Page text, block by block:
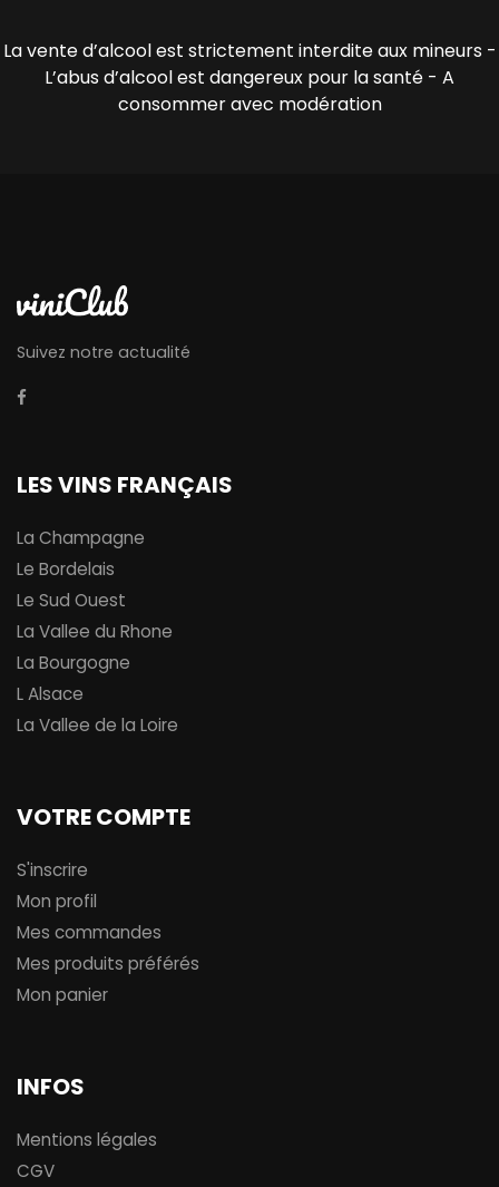
La vente d’alcool est strictement interdite aux mineurs -
L’abus d’alcool est dangereux pour la santé - A
consommer avec modération
Suivez notre actualité
LES VINS FRANÇAIS
La Champagne
Le Bordelais
Le Sud Ouest
La Vallee du Rhone
La Bourgogne
L Alsace
La Vallee de la Loire
VOTRE COMPTE
S'inscrire
Mon profil
Mes commandes
Mes produits préférés
Mon panier
INFOS
Mentions légales
CGV